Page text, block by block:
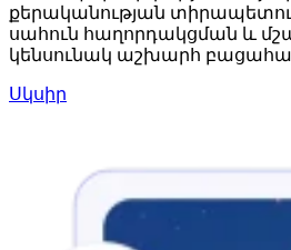
քերականության
սահուն հաղորդակցման և
կենսունակ աշխարհ
Սկսիր